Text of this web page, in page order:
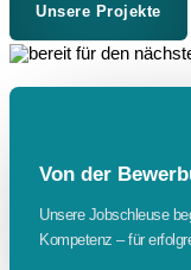
Unsere Projekte
Von der
Unsere Jobschleuse
Kompetenz – für